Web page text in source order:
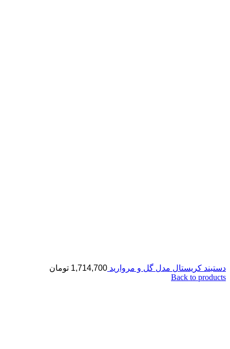
دستبند کریستال مدل گل و مروارید 1,714,700 تومان
Back to products